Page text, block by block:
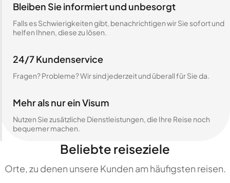
Bleiben Sie informiert und unbesorgt
Falls es Schwierigkeiten gibt, benachrichtigen wir Sie sofort und
helfen Ihnen, diese zu lösen.
24/7 Kundenservice
Fragen? Probleme? Wir sind jederzeit und überall für Sie da.
Mehr als nur ein Visum
Nutzen Sie zusätzliche Dienstleistungen, die Ihre Reise noch
bequemer machen.
Beliebte reiseziele
Orte, zu denen unsere Kunden am häufigsten reisen.